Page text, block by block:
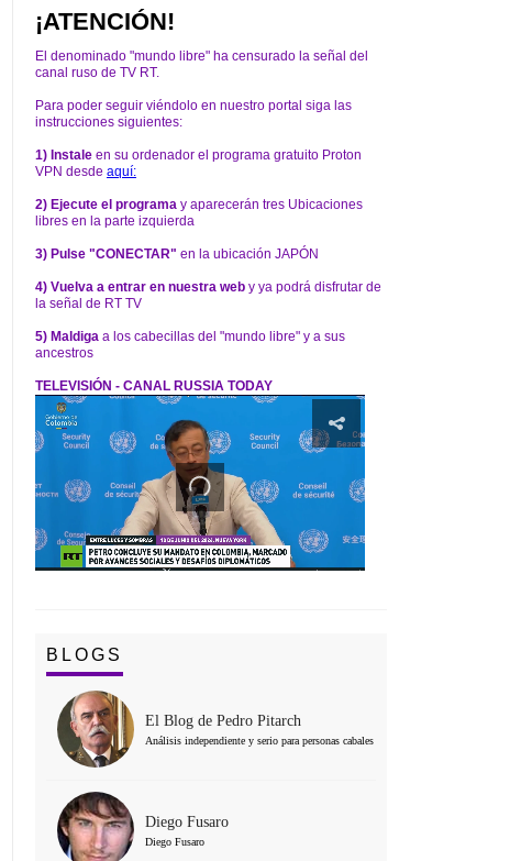
¡ATENCIÓN!
El denominado "mundo libre" ha censurado la señal del
canal ruso de TV RT.
Para poder seguir viéndolo en nuestro portal siga las
instrucciones siguientes:
1) Instale en su ordenador el programa gratuito Proton
VPN desde aquí:
2) Ejecute el programa y aparecerán tres Ubicaciones
libres en la parte izquierda
3) Pulse "CONECTAR" en la ubicación JAPÓN
4) Vuelva a entrar en nuestra web y ya podrá disfrutar de
la señal de RT TV
5) Maldiga a los cabecillas del "mundo libre" y a sus
ancestros
TELEVISIÓN - CANAL RUSSIA TODAY
BLOGS
El Blog de Pedro Pitarch
Análisis independiente y serio para personas cabales
Diego Fusaro
Diego Fusaro